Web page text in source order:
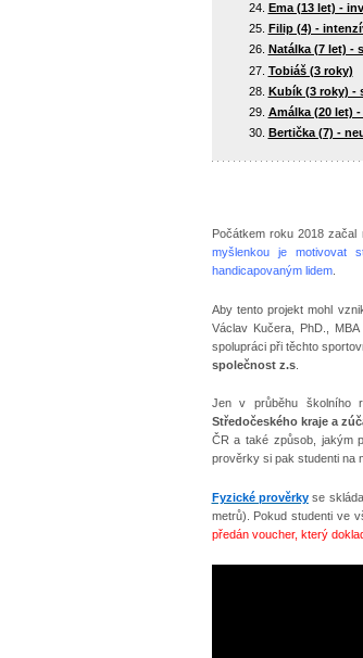
Ema (13 let) -
Filip (4) -
Natálka (7 let) -
Tobiáš (3 roky)
Kubík (3 roky) -
Amálka (20 let)
Bertička (7) -
Počátkem roku 2018
myšlenkou je motivovat
handicapovaným lidem.
Aby tento projekt mohl
Václav Kučera, PhD., MBA
spolupráci při těchto
společnost z.s.
Jen v průběhu školního
Středočeského kraje a
ČR a také způsob, jakým
prověrky si pak studenti na
Fyzické prověrkyse
metrů). Pokud studenti ve
předán voucher, který